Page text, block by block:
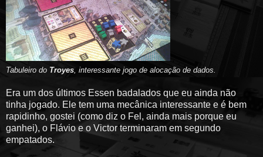
Tabuleiro do Troyes , interessante jogo de alocação de dados.
Era um dos últimos Essen badalados que eu ainda não
tinha jogado. Ele tem uma mecânica interessante e é bem
rapidinho, gostei (como diz o Fel, ainda mais porque eu
ganhei), o Flávio e o Victor terminaram em segundo
empatados.